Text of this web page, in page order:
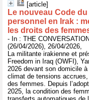
[article]
Le nouveau Code
personnel en Irak :
les droits des
- In : THE
(26/04/2026), 26/04/2026,
La militante irakienne et
Freedom in Iraq (OWFI),
2026 devant son domicile
climat de tensions
des femmes. Depuis
2025, la condition des